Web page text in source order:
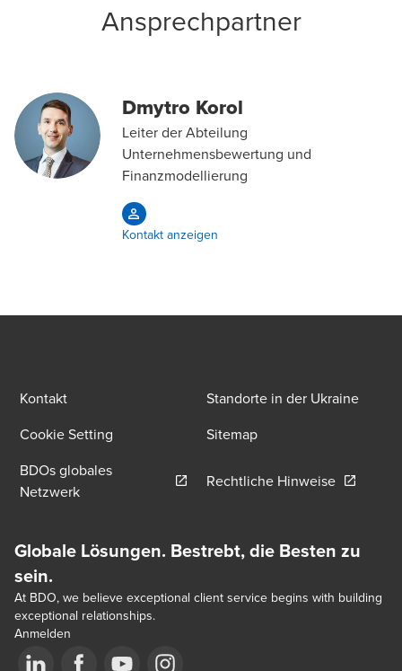
Ansprechpartner
Dmytro Korol
Leiter der Abteilung
Unternehmensbewertung und
Finanzmodellierung
Kontakt anzeigen
Kontakt
Standorte in der Ukraine
Cookie Setting
Sitemap
BDOs globales
NetzwerkOpens in a new window/tabRechtliche HinweiseOpens in
Globale Lösungen. Bestrebt, die Besten zu
sein.
At BDO, we believe exceptional client service begins with building
exceptional relationships.
Anmelden